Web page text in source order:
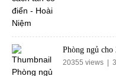
Phòng ngủ
20355 views |